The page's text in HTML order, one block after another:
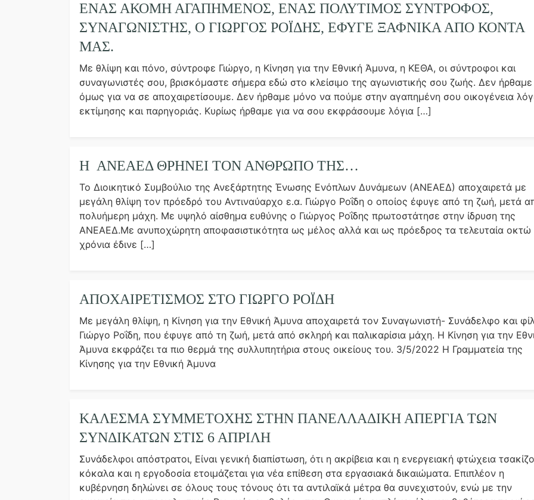
ΈΝΑΣ ΑΚΌΜΗ ΑΓΑΠΗΜΈΝΟΣ, ΈΝΑΣ ΠΟΛΎΤΙΜΟΣ ΣΎΝΤΡΟΦΟΣ,
ΣΥΝΑΓΩΝΙΣΤΉΣ, Ο ΓΙΏΡΓΟΣ ΡΟΪ́ΔΗΣ, ΈΦΥΓΕ ΞΑΦΝΙΚΆ ΑΠΌ ΚΟΝΤΆ
ΜΑΣ.
Με θλίψη και πόνο, σύντροφε Γιώργο, η Κίνηση για την Εθνική Άμυνα, η ΚΕΘΑ, οι σύντροφοι και
συναγωνιστές σου, βρισκόμαστε σήμερα εδώ στο κλείσιμο της αγωνιστικής σου ζωής. Δεν ήρθαμε
όμως για να σε αποχαιρετίσουμε. Δεν ήρθαμε μόνο να πούμε στην αγαπημένη σου οικογένεια
εκτίμησης και παρηγοριάς. Κυρίως ήρθαμε για να σου εκφράσουμε λόγια […]
Η ΑΝΕΑΕΔ ΘΡΗΝΕΊ ΤΟΝ ΆΝΘΡΩΠΌ ΤΗΣ…
Το Διοικητικό Συμβούλιο της Ανεξάρτητης Ένωσης Ενόπλων Δυνάμεων (AΝΕΑΕΔ) αποχαιρετά με
μεγάλη θλίψη τον πρόεδρό του Αντιναύαρχο ε.α. Γιώργο Ροΐδη ο οποίος έφυγε από τη ζωή, μετά
πολυήμερη μάχη. Με υψηλό αίσθημα ευθύνης ο Γιώργος Ροΐδης πρωτοστάτησε στην ίδρυση της
ΑΝΕΑΕΔ.Με ανυποχώρητη αποφασιστικότητα ως μέλος αλλά και ως πρόεδρος τα τελευταία οκτώ
χρόνια έδινε […]
ΑΠΟΧΑΙΡΕΤΙΣΜΌΣ ΣΤΟ ΓΙΏΡΓΟ ΡΟΪ́ΔΗ
Με μεγάλη θλίψη, η Κίνηση για την Εθνική Άμυνα αποχαιρετά τον Συναγωνιστή- Συνάδελφο και
Γιώργο Ροΐδη, που έφυγε από τη ζωή, μετά από σκληρή και παλικαρίσια μάχη. Η Κίνηση για την
Άμυνα εκφράζει τα πιο θερμά της συλλυπητήρια στους οικείους του. 3/5/2022 Η Γραμματεία της
Κίνησης για την Εθνική Άμυνα
ΚΑΛΕΣΜΑ ΣΥΜΜΕΤΟΧΗΣ ΣΤΗΝ ΠΑΝΕΛΛΑΔΙΚΗ ΑΠΕΡΓΙΑ ΤΩΝ
ΣΥΝΔΙΚΑΤΩΝ ΣΤΙΣ 6 ΑΠΡΙΛΗ
Συνάδελφοι απόστρατοι, Είναι γενική διαπίστωση, ότι η ακρίβεια και η ενεργειακή φτώχεια
κόκαλα και η εργοδοσία ετοιμάζεται για νέα επίθεση στα εργασιακά δικαιώματα. Επιπλέον η
κυβέρνηση δηλώνει σε όλους τους τόνους ότι τα αντιλαϊκά μέτρα θα συνεχιστούν, ενώ με την